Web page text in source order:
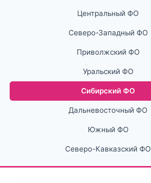
Центральный ФО
Северо-Западный ФО
Приволжский ФО
Уральский ФО
Сибирский ФО
Дальневосточный ФО
Южный ФО
Северо-Кавказский ФО